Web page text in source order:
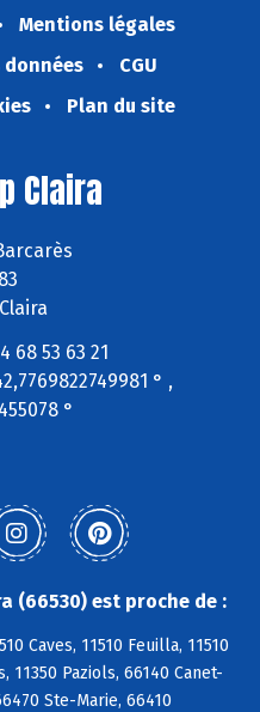
Mentions légales
CGU
Plan du site
Claira
68 53 63 21
° ,
°
(66530) est proche de :
Caves, 11510 Feuilla, 11510
11350 Paziols, 66140 Canet-
Ste-Marie, 66410